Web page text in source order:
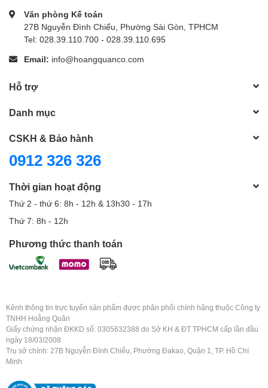
Văn phòng Kế toán
27B Nguyễn Đình Chiểu, Phường Sài Gòn, TPHCM
Tel: 028.39.110.700 - 028.39.110.695
Email: info@hoangquanco.com
Hỗ trợ
Danh mục
CSKH & Bảo hành
0912 326 326
Thời gian hoạt động
Thứ 2 - thứ 6: 8h - 12h & 13h30 - 17h
Thứ 7: 8h - 12h
Phương thức thanh toán
Kênh thông tin trực tuyến sản phẩm được phân phối chính hãng thuộc Công ty
TNHH Hoằng Quân
Giấy chứng nhận ĐKKD số: 0305632388 do Sở KH & ĐT TPHCM cấp lần đầu
ngày 18/03/2008
Trụ sở chính: 27B Nguyễn Đình Chiểu, Phường Đakao, Quận 1, TP. Hồ Chí
Minh